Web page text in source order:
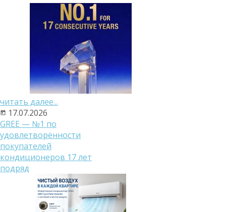
читать далее...
17.07.2026
GREE — №1 по
удовлетворённости
покупателей
кондиционеров 17 лет
подряд